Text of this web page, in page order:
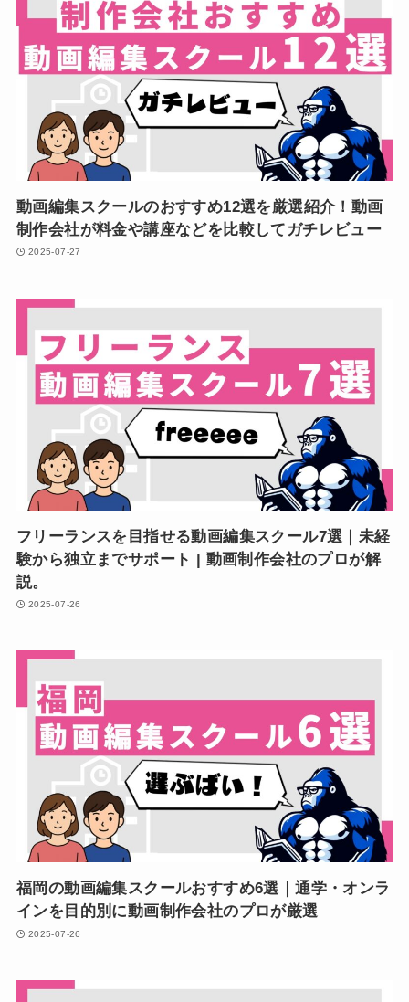
動画編集スクールのおすすめ12選を厳選紹介！動画
制作会社が料金や講座などを比較してガチレビュー
2025-07-27
フリーランスを目指せる動画編集スクール7選｜未経
験から独立までサポート | 動画制作会社のプロが解
説。
2025-07-26
福岡の動画編集スクールおすすめ6選｜通学・オンラ
インを目的別に動画制作会社のプロが厳選
2025-07-26